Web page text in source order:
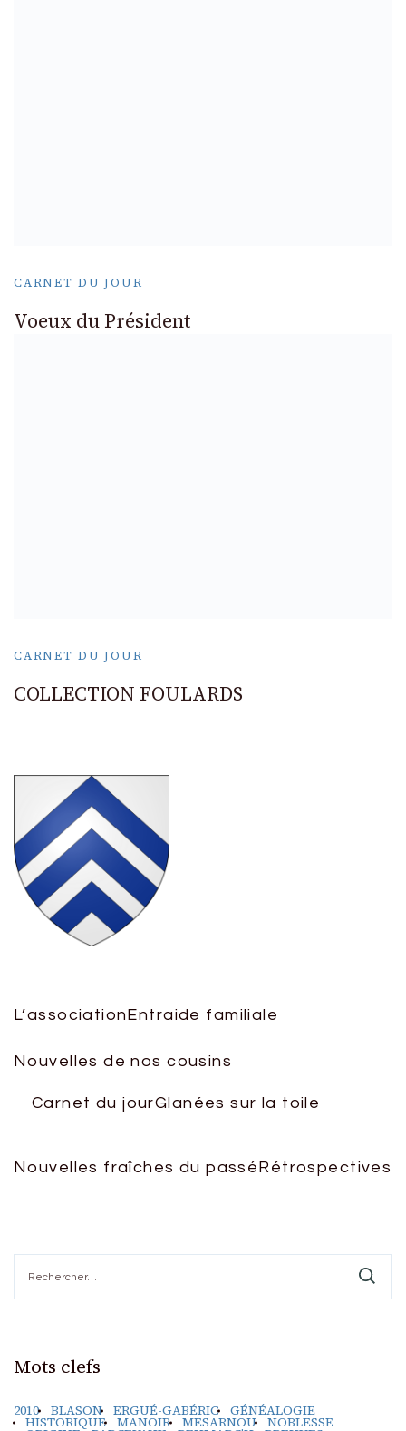
CARNET DU JOUR
Voeux du Président
CARNET DU JOUR
COLLECTION FOULARDS
L’association Entraide familiale
Nouvelles de nos cousins
Carnet du jourGlanées sur la toile
Nouvelles fraîches du passé Rétrospectives
Mots clefs
2010 BLASON ERGUÉ-GABÉRIC GÉNÉALOGIE
HISTORIQUE MANOIR MESARNOU NOBLESSE